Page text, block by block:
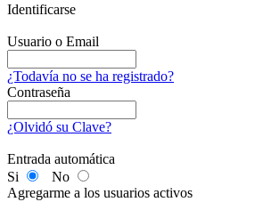
Identificarse
Usuario o Email
¿Todavía no se ha registrado?
Contraseña
¿Olvidó su Clave?
Entrada automática
Si
No
Agregarme a los usuarios activos